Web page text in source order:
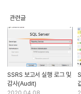
관련글
SSRS 보고서 실행 로그 및
감사(Audit)